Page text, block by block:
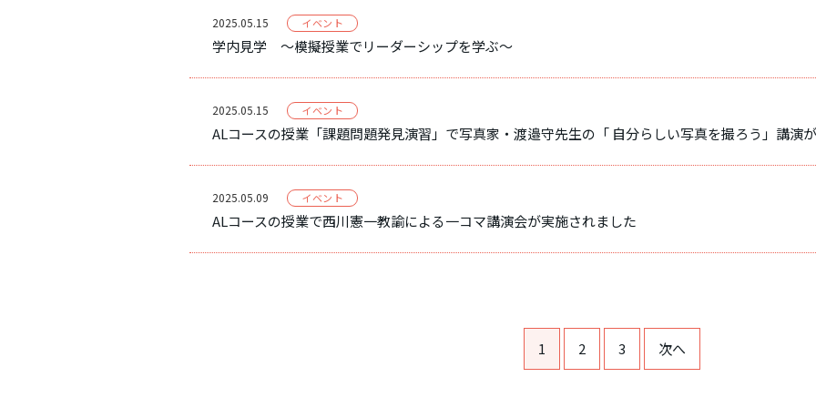
2025.05.15 イベント
学内見学 ～模擬授業でリーダーシップを学ぶ～
2025.05.15 イベント
ALコースの授業「課題問題発見演習」で写真家・渡邉守先生の「 自分らしい写真を撮ろう」講演
2025.05.09 イベント
ALコースの授業で西川憲一教諭による一コマ講演会が実施されました
1 2 3 次へ